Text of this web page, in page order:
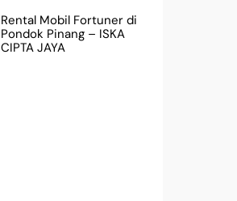
Rental Mobil Fortuner di
Pondok Pinang – ISKA
CIPTA JAYA